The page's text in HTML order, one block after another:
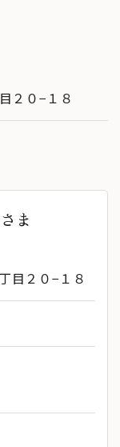
２０−１８
ま
目２０−１８